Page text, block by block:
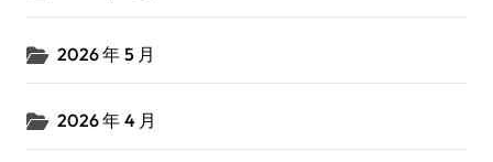
2026 年 5 月
2026 年 4 月